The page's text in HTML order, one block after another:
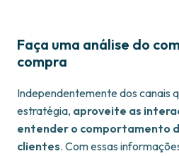
Faça uma análise do
compra
Independentemente dos canais
estratégia, aproveite as
entender o comportamento
clientes. Com essas